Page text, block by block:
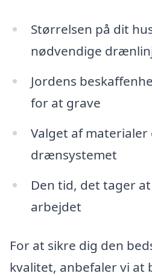
Størrelsen på dit
nødvendige
Jordens
for at grave
Valget af
drænsystemet
Den tid, det tager
arbejdet
For at sikre dig den
kvalitet, anbefaler vi at